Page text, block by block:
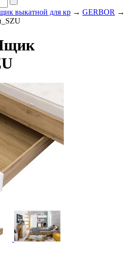
выкатной для кр → GERBOR →